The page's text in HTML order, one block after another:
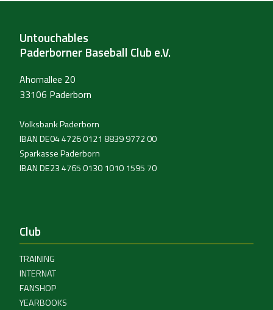
Untouchables
Paderborner Baseball Club e.V.
Ahornallee 20
33106 Paderborn
Volksbank Paderborn
IBAN DE04 4726 0121 8839 9772 00
Sparkasse Paderborn
IBAN DE23 4765 0130 1010 1595 70
Club
TRAINING
INTERNAT
FANSHOP
YEARBOOKS